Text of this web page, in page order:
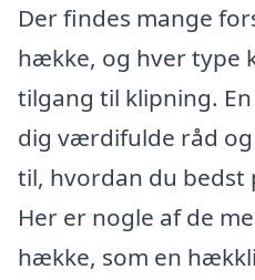
Der findes mange
hække, og hver type
tilgang til klipning.
dig værdifulde råd
til, hvordan du bedst
Her er nogle af de
hække, som en